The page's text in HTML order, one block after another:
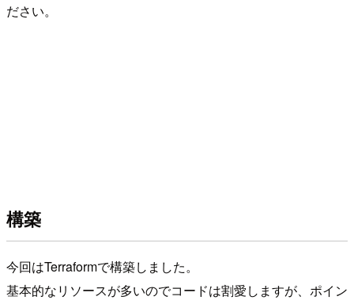
ださい。
構築
今回はTerraformで構築しました。
基本的なリソースが多いのでコードは割愛しますが、ポイン